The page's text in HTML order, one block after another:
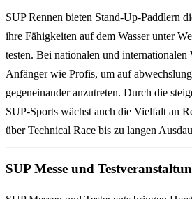
SUP Rennen bieten Stand-Up-Paddlern
ihre Fähigkeiten auf dem Wasser unter
testen. Bei nationalen und internationalen
Anfänger wie Profis, um auf
gegeneinander anzutreten. Durch die
SUP‑Sports wächst auch die Vielfalt an
über Technical Race bis zu langen
SUP Messe und